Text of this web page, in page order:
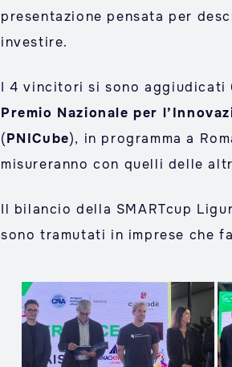
presentazione pensata per
investire.
I 4 vincitori si sono aggiudicati
Premio Nazionale per
(PNICube), in programma a
misureranno con quelli delle
Il bilancio della SMARTcup
sono tramutati in imprese che